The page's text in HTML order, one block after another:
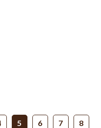
5 6 7
8